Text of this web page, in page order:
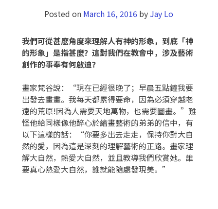
Posted on March 16, 2016 by Jay Lo
我們可從甚麼角度來理解人有神的形象， 到底「神
的形象」是指甚麼？ 這對我們在教會中，涉及藝術
創作的事奉有何啟迪？
畫家梵谷說：“現在已經很晚了；早晨五點鐘我要
出發去畫畫。我每天都累得要命，因為必須穿越老
遠的荒原!因為人需要天地萬物，也需要圖畫。”難
怪他給同樣像他醉心於繪畫藝術的弟弟的信中，有
以下這樣的話：“你要多出去走走，保持你對大自
然的愛，因為這是深刻的理解藝術的正路。畫家理
解大自然，熱愛大自然，並且教導我們欣賞她。誰
要真心熱愛大自然，誰就能隨處發現美。”